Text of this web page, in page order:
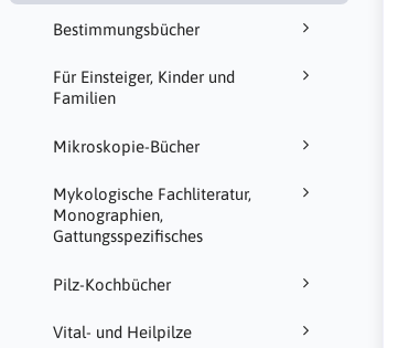
Bestimmungsbücher
Für Einsteiger, Kinder und
Familien
Mikroskopie-Bücher
Mykologische Fachliteratur,
Monographien,
Gattungsspezifisches
Pilz-Kochbücher
Vital- und Heilpilze